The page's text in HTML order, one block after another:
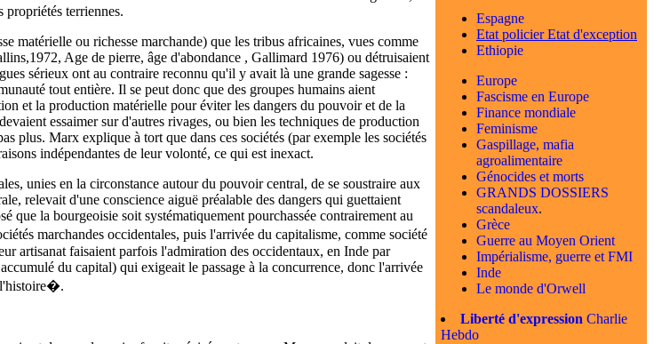
Espagne
Etat policierEtat d'exception
Ethiopie
Europe
Fascisme en Europe
Finance mondiale
Feminisme
Gaspillage, mafia
agroalimentaire
Génocides et morts
GRANDS DOSSIERS
scandaleux.
Grèce
Guerre au Moyen Orient
Impérialisme, guerre et FMI
Inde
Le monde d'Orwell
Liberté d'expression Charlie
Hebdo
terriennes.
matérielle ou richesse marchande) que les tribus africaines, vues comme
Age de pierre, âge d'abondance , Gallimard 1976) ou détruisaient
sérieux ont au contraire reconnu qu'il y avait là une grande sagesse :
tout entière. Il se peut donc que des groupes humains aient
et la production matérielle pour éviter les dangers du pouvoir et de la
essaimer sur d'autres rivages, ou bien les techniques de production
plus. Marx explique à tort que dans ces sociétés (par exemple les sociétés
indépendantes de leur volonté, ce qui est inexact.
unies en la circonstance autour du pouvoir central, de se soustraire aux
relevait d'une conscience aiguë préalable des dangers qui guettaient
la bourgeoisie soit systématiquement pourchassée contrairement au
marchandes occidentales, puis l'arrivée du capitalisme, comme société
artisanat faisaient parfois l'admiration des occidentaux, en Inde par
du capital) qui exigeait le passage à la concurrence, donc l'arrivée
l'histoire�.